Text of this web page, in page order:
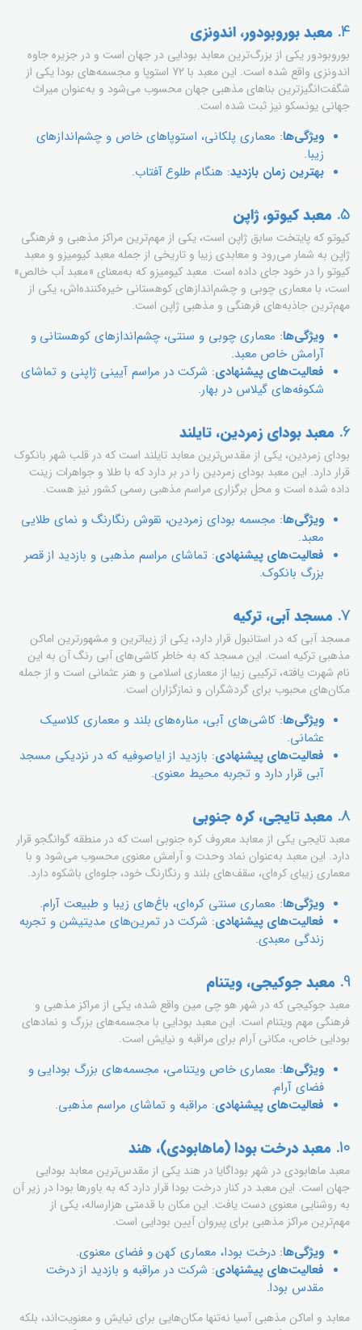
4. معبد بوروبودور، اندونزی
بوروبودور یکی از بزرگ‌ترین معابد بودایی در جهان است و در جزیره جاوه
اندونزی واقع شده است. این معبد با 72 استوپا و مجسمه‌های بودا یکی از
شگفت‌انگیزترین بناهای مذهبی جهان محسوب می‌شود و به‌عنوان میراث
جهانی یونسکو نیز ثبت شده است.
ویژگی‌ها: معماری پلکانی، استوپاهای خاص و چشم‌اندازهای
زیبا.
بهترین زمان بازدید: هنگام طلوع آفتاب.
5. معبد کیوتو، ژاپن
کیوتو که پایتخت سابق ژاپن است، یکی از مهم‌ترین مراکز مذهبی و فرهنگی
ژاپن به شمار می‌رود و معابدی زیبا و تاریخی از جمله معبد کیومیزو و معبد
کیوتو را در خود جای داده است. معبد کیومیزو که به‌معنای «معبد آب خالص»
است، با معماری چوبی و چشم‌اندازهای کوهستانی خیره‌کننده‌اش، یکی از
مهم‌ترین جاذبه‌های فرهنگی و مذهبی ژاپن است.
ویژگی‌ها: معماری چوبی و سنتی، چشم‌اندازهای کوهستانی و
آرامش خاص معبد.
فعالیت‌های پیشنهادی: شرکت در مراسم آیینی ژاپنی و تماشای
شکوفه‌های گیلاس در بهار.
6. معبد بودای زمردین، تایلند
بودای زمردین، یکی از مقدس‌ترین معابد تایلند است که در قلب شهر بانکوک
قرار دارد. این معبد بودای زمردین را در بر دارد که با طلا و جواهرات زینت
داده شده است و محل برگزاری مراسم مذهبی رسمی کشور نیز هست.
ویژگی‌ها: مجسمه بودای زمردین، نقوش رنگارنگ و نمای طلایی
معبد.
فعالیت‌های پیشنهادی: تماشای مراسم مذهبی و بازدید از قصر
بزرگ بانکوک.
7. مسجد آبی، ترکیه
مسجد آبی که در استانبول قرار دارد، یکی از زیباترین و مشهورترین اماکن
مذهبی ترکیه است. این مسجد که به خاطر کاشی‌های آبی رنگ آن به این
نام شهرت یافته، ترکیبی زیبا از معماری اسلامی و هنر عثمانی است و از جمله
مکان‌های محبوب برای گردشگران و نمازگزاران است.
ویژگی‌ها: کاشی‌های آبی، مناره‌های بلند و معماری کلاسیک
عثمانی.
فعالیت‌های پیشنهادی: بازدید از ایاصوفیه که در نزدیکی مسجد
آبی قرار دارد و تجربه محیط معنوی.
8. معبد تایجی، کره جنوبی
معبد تایجی یکی از معابد معروف کره جنوبی است که در منطقه گوانگجو قرار
دارد. این معبد به‌عنوان نماد وحدت و آرامش معنوی محسوب می‌شود و با
معماری زیبای کره‌ای، سقف‌های بلند و رنگارنگ خود، جلوه‌ای باشکوه دارد.
ویژگی‌ها: معماری سنتی کره‌ای، باغ‌های زیبا و طبیعت آرام.
فعالیت‌های پیشنهادی: شرکت در تمرین‌های مدیتیشن و تجربه
زندگی معبدی.
9. معبد جوکیجی، ویتنام
معبد جوکیجی که در شهر هو چی مین واقع شده، یکی از مراکز مذهبی و
فرهنگی مهم ویتنام است. این معبد بودایی با مجسمه‌های بزرگ و نمادهای
بودایی خاص، مکانی آرام برای مراقبه و نیایش است.
ویژگی‌ها: معماری خاص ویتنامی، مجسمه‌های بزرگ بودایی و
فضای آرام.
فعالیت‌های پیشنهادی: مراقبه و تماشای مراسم مذهبی.
10. معبد درخت بودا (ماهابودی)، هند
معبد ماهابودی در شهر بوداگایا در هند یکی از مقدس‌ترین معابد بودایی
جهان است. این معبد در کنار درخت بودا قرار دارد که به باورها بودا در زیر آن
به روشنایی معنوی دست یافت. این مکان با قدمتی هزارساله، یکی از
مهم‌ترین مراکز مذهبی برای پیروان آیین بودایی است.
ویژگی‌ها: درخت بودا، معماری کهن و فضای معنوی.
فعالیت‌های پیشنهادی: شرکت در مراقبه و بازدید از درخت
مقدس بودا.
معابد و اماکن مذهبی آسیا نه‌تنها مکان‌هایی برای نیایش و معنویت‌اند، بلکه